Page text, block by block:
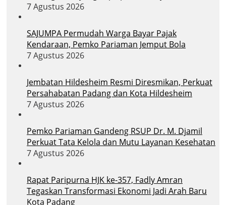
7 Agustus 2026
SAJUMPA Permudah Warga Bayar Pajak
Kendaraan, Pemko Pariaman Jemput Bola
7 Agustus 2026
Jembatan Hildesheim Resmi Diresmikan, Perkuat
Persahabatan Padang dan Kota Hildesheim
7 Agustus 2026
Pemko Pariaman Gandeng RSUP Dr. M. Djamil
Perkuat Tata Kelola dan Mutu Layanan Kesehatan
7 Agustus 2026
Rapat Paripurna HJK ke-357, Fadly Amran
Tegaskan Transformasi Ekonomi Jadi Arah Baru
Kota Padang